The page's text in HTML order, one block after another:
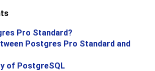
Pro Standard?
Postgres Pro Standard and
of PostgreSQL